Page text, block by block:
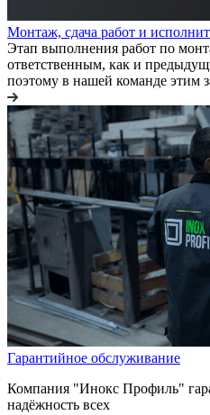
Монтаж, сдача работ и
Этап выполнения работ по
ответственным, как и
поэтому в нашей команде этим
Гарантийное обслуживание
Компания "Инокс Профиль"
надёжность всех